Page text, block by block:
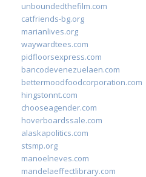
unboundedthefilm.com
catfriends-bg.org
marianlives.org
waywardtees.com
pidfloorsexpress.com
bancodevenezuelaen.com
bettermoodfoodcorporation.com
hingstonnt.com
chooseagender.com
hoverboardssale.com
alaskapolitics.com
stsmp.org
manoelneves.com
mandelaeffectlibrary.com